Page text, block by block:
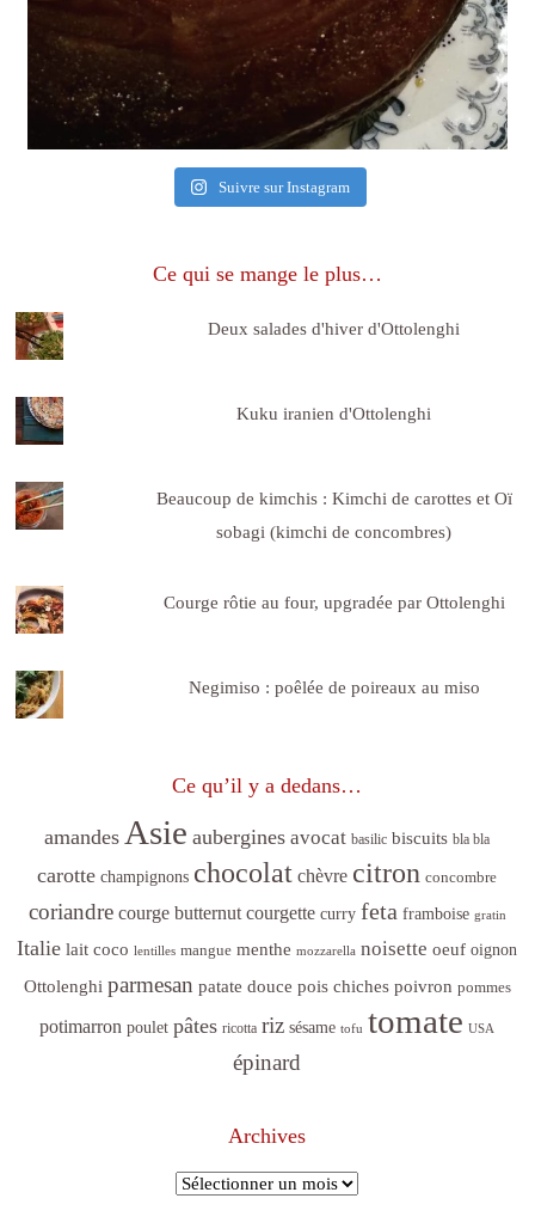
Suivre sur Instagram
Ce qui se mange le plus…
Deux salades d'hiver d'Ottolenghi
Kuku iranien d'Ottolenghi
Beaucoup de kimchis : Kimchi de carottes et Oï
sobagi (kimchi de concombres)
Courge rôtie au four, upgradée par Ottolenghi
Negimiso : poêlée de poireaux au miso
Ce qu’il y a dedans…
amandes Asie aubergines avocat basilic biscuits bla bla
carotte champignons chocolat chèvre citron concombre
coriandre courge butternut courgette curry feta framboise gratin
Italie lait coco lentilles mangue menthe mozzarella noisette oeuf oignon
Ottolenghi parmesan patate douce pois chiches poivron pommes
potimarron poulet pâtes ricotta riz sésame tofu tomate USA
épinard
Archives
Archives